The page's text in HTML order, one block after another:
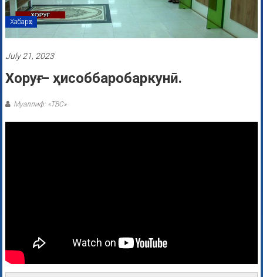
Хабарҳо
July 21, 2023
Хоруғ – ҳисоббаробаркунӣ.
Муаллиф: «ТВС»